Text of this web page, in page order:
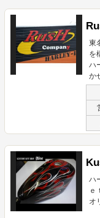
東
を
ハ
か
ハ
ｅ
オ